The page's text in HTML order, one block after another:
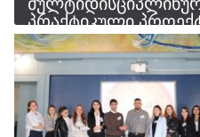
პრაქტიკული
სამსჯავროზე"